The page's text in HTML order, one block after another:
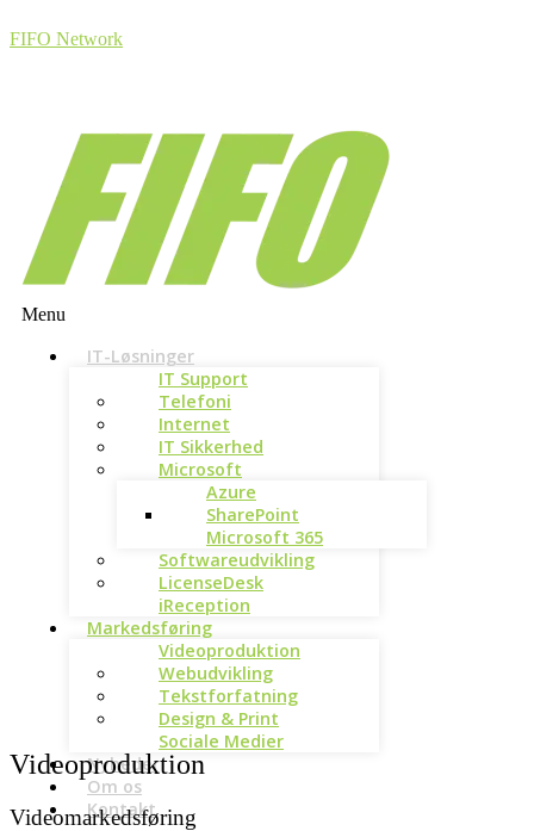
FIFO Network
Menu
IT-Løsninger
IT Support
Telefoni
Internet
IT Sikkerhed
Microsoft
Azure
SharePoint
Microsoft 365
Softwareudvikling
LicenseDesk
iReception
Markedsføring
Videoproduktion
Webudvikling
Tekstforfatning
Design & Print
Sociale Medier
Nyheder
Om os
Kontakt
Videoproduktion
Videomarkedsføring